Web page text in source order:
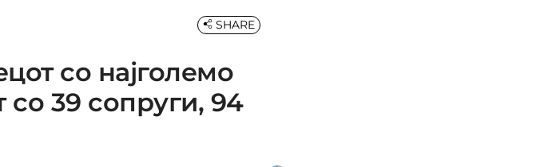
со најголемо
со 39 сопруги, 94
SHARE